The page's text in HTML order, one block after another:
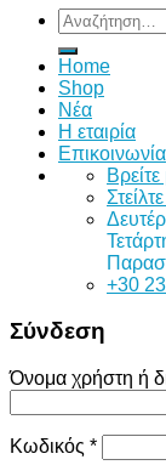
Αναζήτηση
για:
Home
Shop
Νέα
Η εταιρία
Επικοινωνία
+30
Σύνδεση
Όνομα χρήστη ή
Κωδικός *